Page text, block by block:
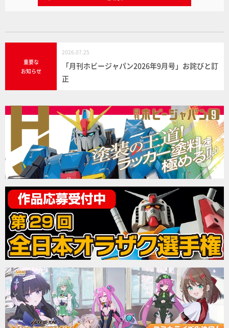
重要な
お知らせ
2026.07.25
「月刊ホビージャパン2026年9月号」お詫びと訂
正